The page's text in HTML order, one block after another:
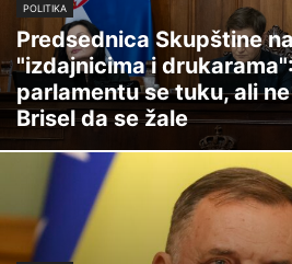
POLITIKA
Predsednica Skupštine
"izdajnicima i
parlamentu se tuku, ali
Brisel da se žale